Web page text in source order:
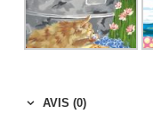
AVIS (0)